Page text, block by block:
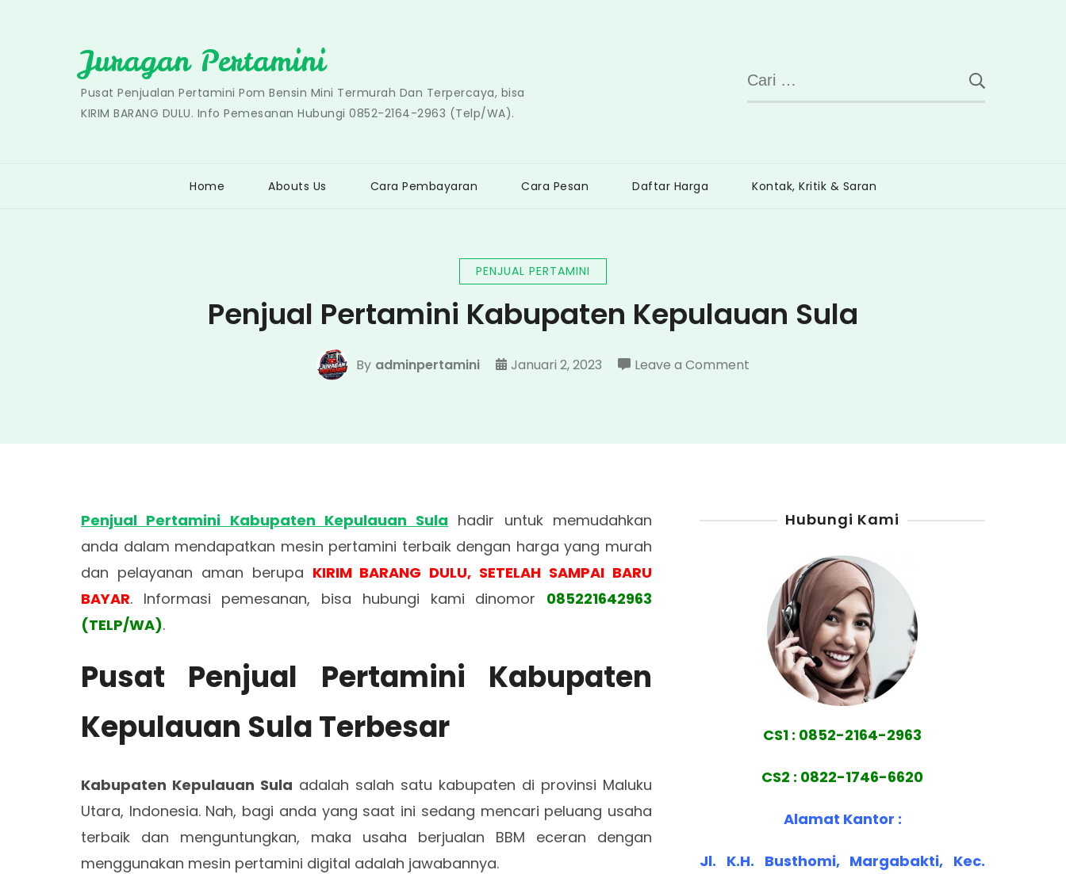
Juragan Pertamini
Pusat Penjualan Pertamini Pom Bensin Mini Termurah Dan Terpercaya, bisa
KIRIM BARANG DULU. Info Pemesanan Hubungi 0852-2164-2963 (Telp/WA).
Cari
untuk:
Home Abouts Us Cara Pembayaran Cara Pesan Daftar Harga Kontak, Kritik & Saran
PENJUAL PERTAMINI
Penjual Pertamini Kabupaten Kepulauan Sula
By adminpertamini Januari 2, 2023 Leave a Commenton
Penjual Pertamini Kabupaten Kepulauan Sula hadir untuk memudahkan
anda dalam mendapatkan mesin pertamini terbaik dengan harga yang murah
dan pelayanan aman berupa KIRIM BARANG DULU, SETELAH SAMPAI BARU
BAYAR. Informasi pemesanan, bisa hubungi kami dinomor 085221642963
(TELP/WA).
Pusat Penjual Pertamini Kabupaten
Kepulauan Sula Terbesar
Kabupaten Kepulauan Sula adalah salah satu kabupaten di provinsi Maluku
Utara, Indonesia. Nah, bagi anda yang saat ini sedang mencari peluang usaha
terbaik dan menguntungkan, maka usaha berjualan BBM eceran dengan
menggunakan mesin pertamini digital adalah jawabannya.
Hubungi Kami
CS1 : 0852-2164-2963
CS2 : 0822-1746-6620
Alamat Kantor :
Jl. K.H. Busthomi, Margabakti, Kec.